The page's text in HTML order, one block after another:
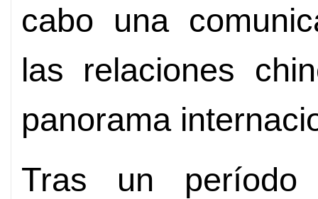
cabo una
las relaciones
panorama
Tras un período